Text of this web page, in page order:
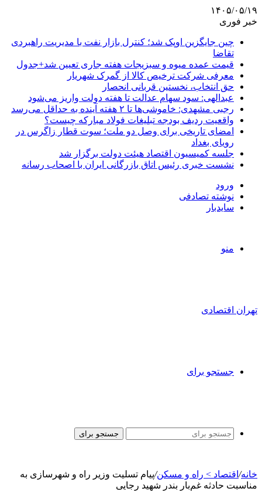
۱۴۰۵/۰۵/۱۹
خبر فوری
چین جایگزین اوپک شد؛ کنترل بازار نفت با مدیریت راهبردی
تقاضا
قیمت عمده میوه و سبزیجات هفته جاری تعیین شد+جدول
معرفی شرکت ترخیص کالا از گمرک شهریار
حق انتخاب، نخستین قربانی انحصار
عبدالهی: سود سهام عدالت تا هفته دولت واریز می‌شود
رجبی مشهدی: خاموشی‌ها تا ۲ هفته آینده به حداقل می‌رسد
واقعیت ردیف بودجه تبلیغات فولاد مبارکه چیست؟
امضای تاریخی برای وصل دو ملت؛ سوت قطار زاگرس در
رویای بغداد
جلسه کمیسیون اقتصاد هیئت دولت برگزار شد
نشست خبری رئیس اتاق بازرگانی ایران با اصحاب رسانه
ورود
نوشته تصادفی
سایدبار
منو
تهران اقتصادی
جستجو برای
جستجو برای
خانه/ اقتصاد > راه و مسکن/پیام تسلیت وزیر راه و شهرسازی به
مناسبت حادثه غم‌بار بندر شهید رجایی